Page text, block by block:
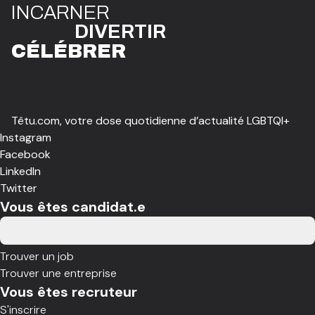
INCARNER
DIVERTIR
CÉLÉBRER
Têtu.com, votre dose quotidienne d’actualité LGBTQI+
Instagram
Facebook
LinkedIn
Twitter
Vous êtes candidat.e
Trouver un job
Trouver une entreprise
Vous êtes recruteur
S'inscrire